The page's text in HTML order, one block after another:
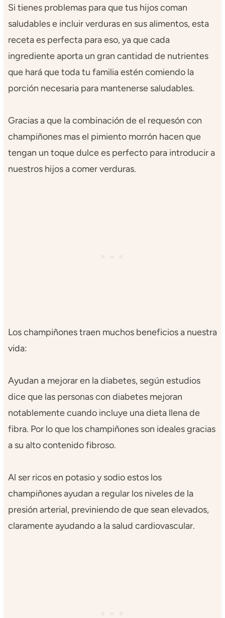
Si tienes problemas para que tus hijos coman
saludables e incluir verduras en sus alimentos, esta
receta es perfecta para eso, ya que cada
ingrediente aporta un gran cantidad de nutrientes
que hará que toda tu familia estén comiendo la
porción necesaria para mantenerse saludables.
Gracias a que la combinación de el requesón con
champiñones mas el pimiento morrón hacen que
tengan un toque dulce es perfecto para introducir a
nuestros hijos a comer verduras.
Los champiñones traen muchos beneficios a nuestra
vida:
Ayudan a mejorar en la diabetes, según estudios
dice que las personas con diabetes mejoran
notablemente cuando incluye una dieta llena de
fibra. Por lo que los champiñones son ideales gracias
a su alto contenido fibroso.
Al ser ricos en potasio y sodio estos los
champiñones ayudan a regular los niveles de la
presión arterial, previniendo de que sean elevados,
claramente ayudando a la salud cardiovascular.